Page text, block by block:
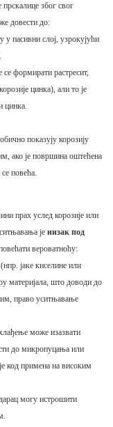
прскалице због свог
довести до:
у пасивни слој, узрокујући
формирати растресит,
цинка), али то је
цинка.
показују корозију
ако је површина оштећена
повећа.
прах услед корозије или
је низак под
вероватноћу:
јаке киселине или
материјала, што доводи до
право уситњавање
може изазвати
до микропуцања или
код примена на високим
могу истрошити